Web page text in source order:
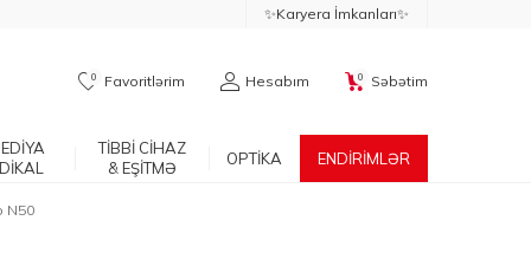
✨Karyera İmkanları✨
0 Favoritlərim Hesabım 0 Səbətim
TİBBİ CİHAZ
& EŞİTMƏ
OPTİKA ENDİRİMLƏR
N50